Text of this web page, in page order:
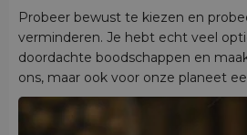
Probeer bewust te kiezen en
verminderen. Je hebt echt veel
doordachte boodschappen en
ons, maar ook voor onze planeet